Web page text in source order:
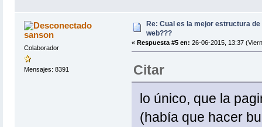
sanson
Colaborador
Mensajes: 8391
Re: Cual es la mejor estructura
web???
« Respuesta #5 en: 26-06-2015, 13:37
Citar
lo único, que la
(había que hacer